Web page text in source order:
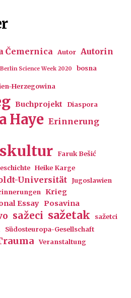
Čemernica Autor Autorin
Berlin Science Week 2020 bosna
Herzegowina
Buchprojekt Diaspora
Haye Erinnerung
Faruk Bešić
Heike Karge
Universität Jugoslawien
Krieg
Essay Posavina
sažeci sažetak
sažetci
Südosteuropa-Gesellschaft
Veranstaltung